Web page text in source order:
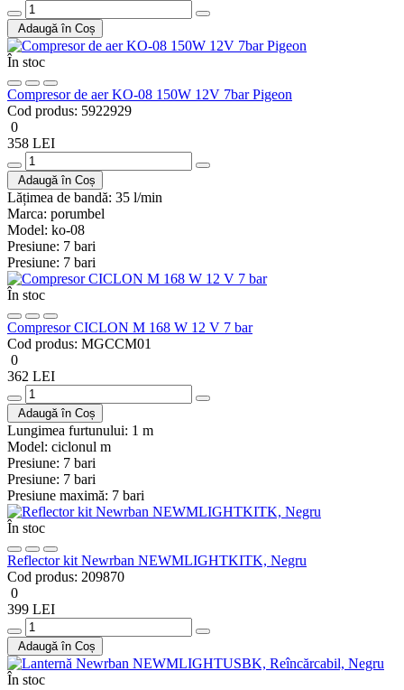
Adaugă în Coș
În stoc
Compresor de aer KO-08 150W 12V 7bar Pigeon
Cod produs: 5922929
0
358 LEI
Adaugă în Coș
Lățimea de bandă: 35 l/min
Marca: porumbel
Model: ko-08
Presiune: 7 bari
Presiune: 7 bari
În stoc
Compresor CICLON M 168 W 12 V 7 bar
Cod produs: MGCCM01
0
362 LEI
Adaugă în Coș
Lungimea furtunului: 1 m
Model: ciclonul m
Presiune: 7 bari
Presiune: 7 bari
Presiune maximă: 7 bari
În stoc
Reflector kit Newrban NEWMLIGHTKITK, Negru
Cod produs: 209870
0
399 LEI
Adaugă în Coș
În stoc